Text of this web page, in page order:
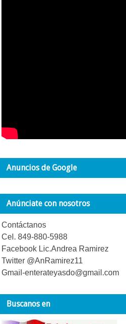
Anuncios de Google
Anúnciate con nosotros
Contáctanos
Cel. 849-880-5988
Facebook Lic.Andrea Ramirez
Twitter @AnRamirez11
Gmail-enterateyasdo@gmail.com
Buscanos en